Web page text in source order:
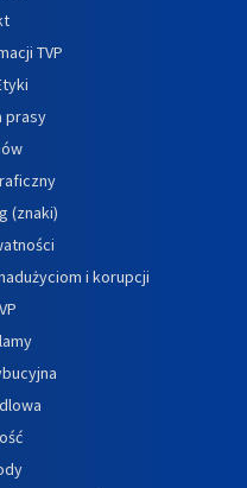
TVP
prasy
(znaki)
i korupcji